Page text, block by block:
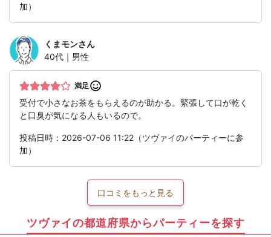
加）
くまモンさん
40代｜男性
満足
受付で小さなお茶をもらえるのが助かる。緊張して口が乾く
と口臭が気になる人もいるので。
投稿日時：2026-07-06 11:22（ツヴァイのパーティーに参
加）
口コミをもっと見る
ツヴァイの都道府県からパーティーを探す